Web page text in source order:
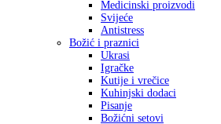
Medicinski proizvodi
Svijeće
Antistress
Božić i praznici
Ukrasi
Igračke
Kutije i vrečice
Kuhinjski dodaci
Pisanje
Božićni setovi